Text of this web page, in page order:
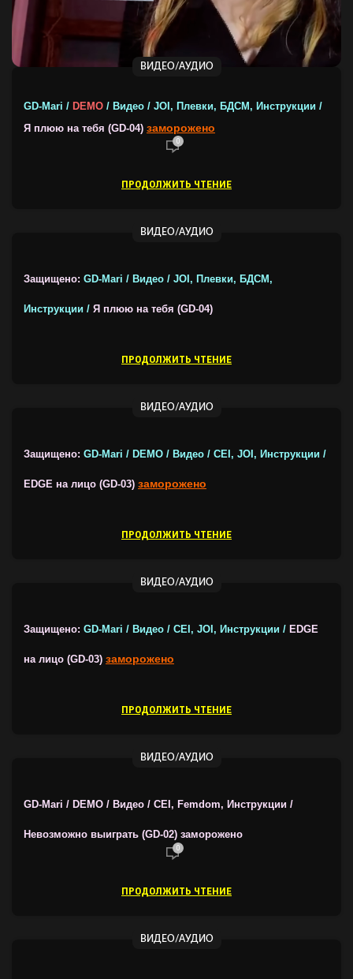
ВИДЕО/АУДИО
GD-Mari / DEMO / Видео / JOI, Плевки, БДСМ, Инструкции /
Я плюю на тебя (GD-04) заморожено
0
ПРОДОЛЖИТЬ ЧТЕНИЕ
ВИДЕО/АУДИО
Защищено: GD-Mari / Видео / JOI, Плевки, БДСМ,
Инструкции / Я плюю на тебя (GD-04)
ПРОДОЛЖИТЬ ЧТЕНИЕ
ВИДЕО/АУДИО
Защищено: GD-Mari / DEMO / Видео / CEI, JOI, Инструкции /
EDGE на лицо (GD-03) заморожено
ПРОДОЛЖИТЬ ЧТЕНИЕ
ВИДЕО/АУДИО
Защищено: GD-Mari / Видео / CEI, JOI, Инструкции / EDGE
на лицо (GD-03) заморожено
ПРОДОЛЖИТЬ ЧТЕНИЕ
ВИДЕО/АУДИО
GD-Mari / DEMO / Видео / CEI, Femdom, Инструкции /
Невозможно выиграть (GD-02) заморожено
0
ПРОДОЛЖИТЬ ЧТЕНИЕ
ВИДЕО/АУДИО